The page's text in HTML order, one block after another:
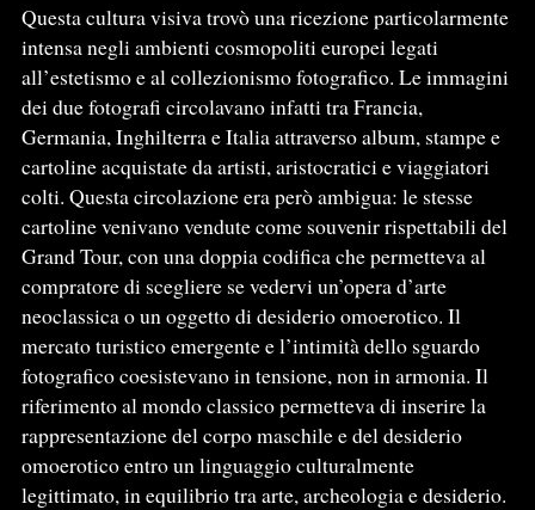
Questa cultura visiva trovò una ricezione particolarmente
intensa negli ambienti cosmopoliti europei legati
all’estetismo e al collezionismo fotografico. Le immagini
dei due fotografi circolavano infatti tra Francia,
Germania, Inghilterra e Italia attraverso album, stampe e
cartoline acquistate da artisti, aristocratici e viaggiatori
colti. Questa circolazione era però ambigua: le stesse
cartoline venivano vendute come souvenir rispettabili del
Grand Tour, con una doppia codifica che permetteva al
compratore di scegliere se vedervi un’opera d’arte
neoclassica o un oggetto di desiderio omoerotico. Il
mercato turistico emergente e l’intimità dello sguardo
fotografico coesistevano in tensione, non in armonia. Il
riferimento al mondo classico permetteva di inserire la
rappresentazione del corpo maschile e del desiderio
omoerotico entro un linguaggio culturalmente
legittimato, in equilibrio tra arte, archeologia e desiderio.